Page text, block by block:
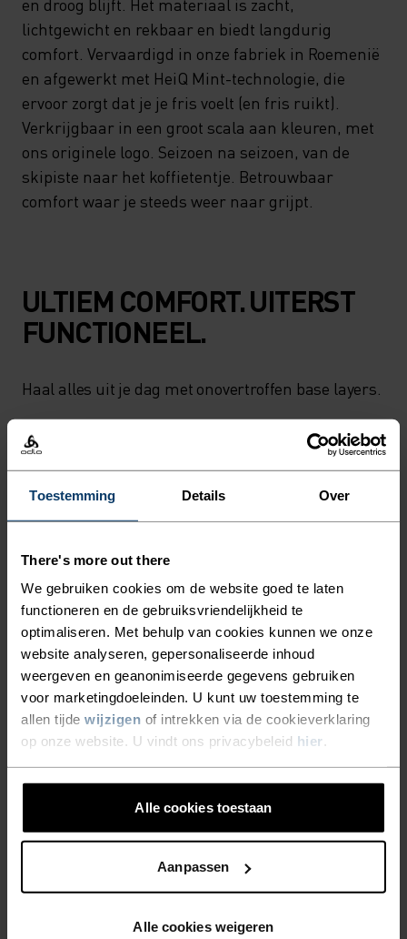
Toestemming Details Over
There's more out there
We gebruiken cookies om de website goed te laten
functioneren en de gebruiksvriendelijkheid te
optimaliseren. Met behulp van cookies kunnen we onze
website analyseren, gepersonaliseerde inhoud
weergeven en geanonimiseerde gegevens gebruiken
voor marketingdoeleinden. U kunt uw toestemming te
allen tijde wijzigen of intrekken via de cookieverklaring
op onze website. U vindt ons privacybeleid hier .
Alle cookies toestaan
Aanpassen
Alle cookies weigeren
lichtgewicht en rekbaar en biedt langdurig
comfort. Vervaardigd in onze fabriek in Roemenië
en afgewerkt met HeiQ Mint-technologie, die
ervoor zorgt dat je je fris voelt (en fris ruikt).
Verkrijgbaar in een groot scala aan kleuren, met
ons originele logo. Seizoen na seizoen, van de
skipiste naar het koffietentje. Betrouwbaar
comfort waar je steeds weer naar grijpt.
ULTIEM COMFORT. UITERST
FUNCTIONEEL.
Haal alles uit je dag met onovertroffen base layers.
ACTIVITEITSNIVEAU
LAAG MATIG HOOG
SOORT ACTIVITEIT
WAT DAN OOK MATIGE INTENSITEIT
Wandelen - Skiën & Snow
MATERIAALSPECIFICATIE
SYNTHETISCH
MERINO
Synthetisch - voelt als een tweede huid – rekbaar,
uitzonderlijk licht, uitstekend vochtregulerend, helpt de
lichaamstemperatuur te reguleren, droogt sneller dan
natuurlijke vezels en is duurzamer.
TEMPERATUUR CONTROLE SYSTEEM